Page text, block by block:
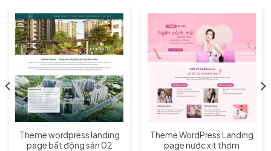
Theme wordpress landing
page bất động sản 02
Theme WordPress Landing
page nước xịt thơm